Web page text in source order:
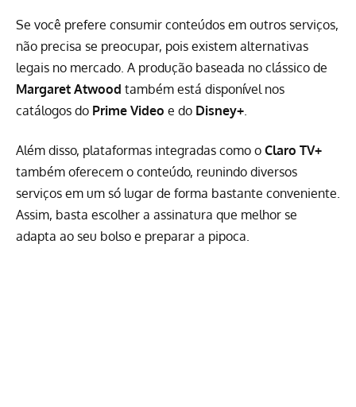
Se você prefere consumir conteúdos em outros serviços,
não precisa se preocupar, pois existem alternativas
legais no mercado. A produção baseada no clássico de
Margaret Atwood também está disponível nos
catálogos do Prime Video e do Disney+.
Além disso, plataformas integradas como o Claro TV+
também oferecem o conteúdo, reunindo diversos
serviços em um só lugar de forma bastante conveniente.
Assim, basta escolher a assinatura que melhor se
adapta ao seu bolso e preparar a pipoca.